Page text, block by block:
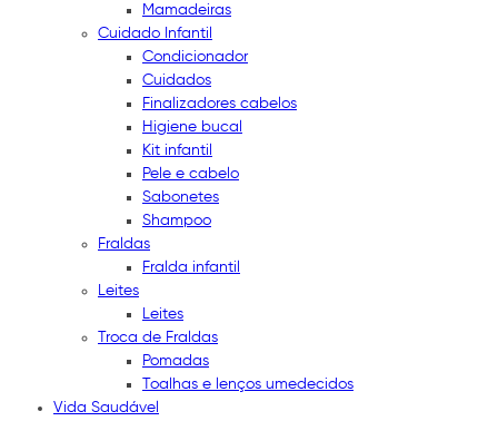
Mamadeiras
Cuidado Infantil
Condicionador
Cuidados
Finalizadores cabelos
Higiene bucal
Kit infantil
Pele e cabelo
Sabonetes
Shampoo
Fraldas
Fralda infantil
Leites
Leites
Troca de Fraldas
Pomadas
Toalhas e lenços umedecidos
Vida Saudável